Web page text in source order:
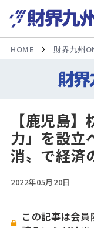
HOME 財界九州
【鹿児島
力」を設立
消〟で経済
2022年05月20日
この記事は会員